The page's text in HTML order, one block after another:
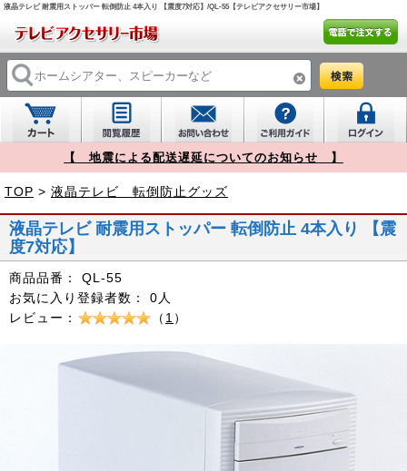
液晶テレビ 耐震用ストッパー 転倒防止 4本入り 【震度7対応】/QL-55【テレビアクセサリー市場】
【 地震による配送遅延についてのお知らせ 】
TOP > 液晶テレビ 転倒防止グッズ
液晶テレビ 耐震用ストッパー 転倒防止 4本入り 【震
度7対応】
商品品番：
QL-55
お気に入り登録者数：
0人
レビュー：
（ 1 ）